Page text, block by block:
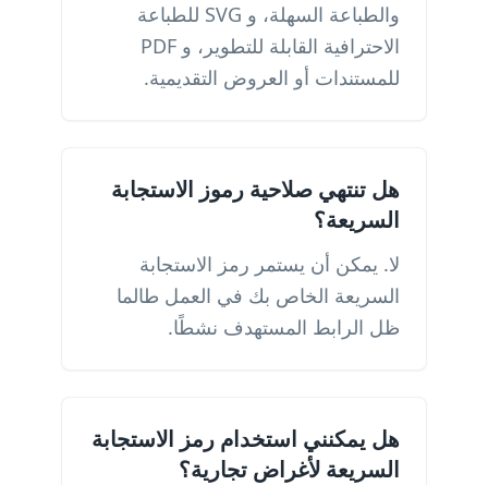
والطباعة السهلة، و SVG للطباعة
الاحترافية القابلة للتطوير، و PDF
للمستندات أو العروض التقديمية.
هل تنتهي صلاحية رموز الاستجابة
السريعة؟
لا. يمكن أن يستمر رمز الاستجابة
السريعة الخاص بك في العمل طالما
ظل الرابط المستهدف نشطًا.
هل يمكنني استخدام رمز الاستجابة
السريعة لأغراض تجارية؟